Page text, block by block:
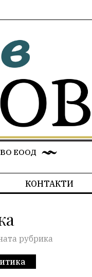
ЕООД
КОНТАКТИ
рубрика